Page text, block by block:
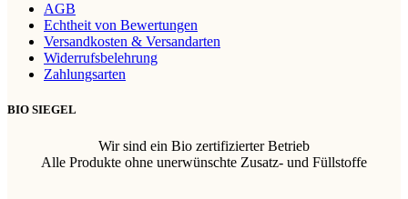
AGB
Echtheit von Bewertungen
Versandkosten & Versandarten
Widerrufsbelehrung
Zahlungsarten
BIO SIEGEL
Wir sind ein Bio zertifizierter Betrieb
Alle Produkte ohne unerwünschte Zusatz- und Füllstoffe